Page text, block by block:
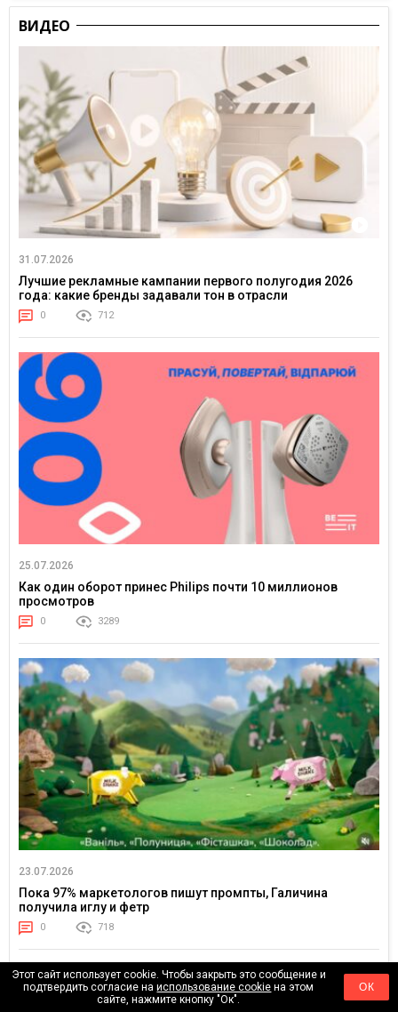
ВИДЕО
31.07.2026
Лучшие рекламные кампании первого полугодия 2026
года: какие бренды задавали тон в отрасли
0 712
25.07.2026
Как один оборот принес Philips почти 10 миллионов
просмотров
0 3289
23.07.2026
Пока 97% маркетологов пишут промпты, Галичина
получила иглу и фетр
0 718
Этот сайт использует cookie. Чтобы закрыть это сообщение и
подтвердить согласие наиспользование cookie на этом
сайте, нажмите кнопку "Ок".
ОК